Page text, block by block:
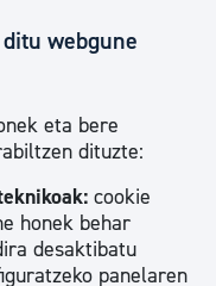
webgune
eta bere
dituzte:
cookie
honek behar
desaktibatu
panelaren